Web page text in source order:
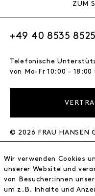
ZUM
+49 40 8535 8525
Telefonische
von Mo-Fr 10:00 - 18:00
© 2026 FRAU HANSEN
Store
Journal
Wir
Wir verwenden Cookies
unserer Website und
von Besucher:innen
um z.B. Inhalte und